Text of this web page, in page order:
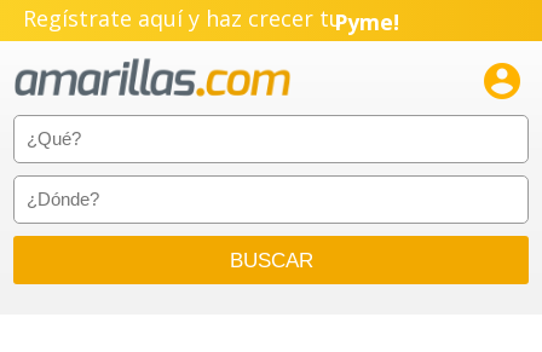
Regístrate aquí y haz crecer tuPyme!
Emprendimiento!
